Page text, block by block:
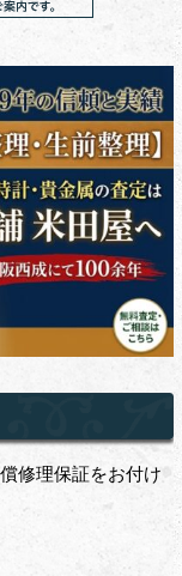
修理保証をお付け